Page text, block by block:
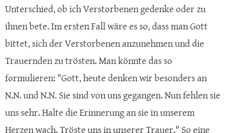
Unterschied, ob ich Verstorbenen gedenke oder zu
ihnen bete. Im ersten Fall wäre es so, dass man Gott
bittet, sich der Verstorbenen anzunehmen und die
Trauernden zu trösten. Man könnte das so
formulieren: "Gott, heute denken wir besonders an
N.N. und N.N. Sie sind von uns gegangen. Nun fehlen sie
uns sehr. Halte die Erinnerung an sie in unserem
Herzen wach. Tröste uns in unserer Trauer." So eine